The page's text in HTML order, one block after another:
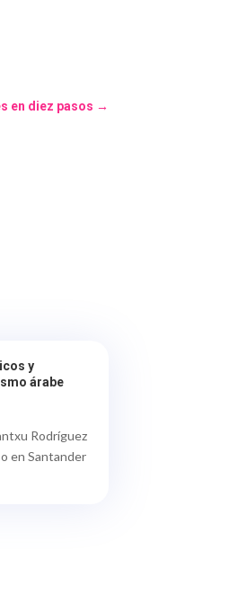
en diez pasos →
y
árabe
Rodríguez
en Santander